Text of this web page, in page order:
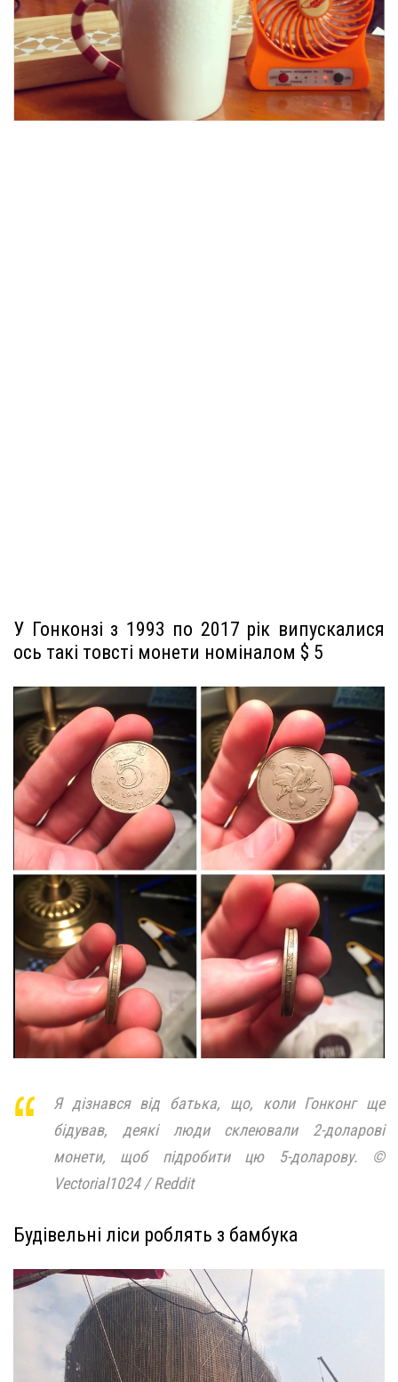
У Гонконзі з 1993 по 2017 рік випускалися
ось такі товсті монети номіналом $ 5
Я дізнався від батька, що, коли Гонконг ще
бідував, деякі люди склеювали 2-доларові
монети, щоб підробити цю 5-доларову. ©
Vectorial1024 / Reddit
Будівельні ліси роблять з бамбука